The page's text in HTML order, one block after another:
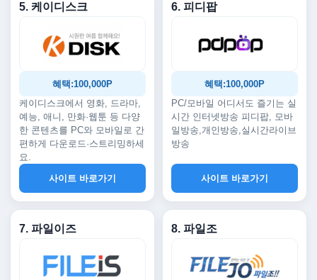
5. 케이디스크
혜택:100,000P
케이디스크에서 영화, 드라마,
예능, 애니, 만화·웹툰 등 다양
한 콘텐츠를 PC와 모바일로 간
편하게 다운로드·스트리밍하세
요.
사이트 바로가기
6. 피디팝
혜택:100,000P
PC/모바일 어디서도 즐기는 실
시간 인터넷방송 피디팝, 모바
일방송,개인방송,실시간라이브
방송
사이트 바로가기
7. 파일이즈 8. 파일조